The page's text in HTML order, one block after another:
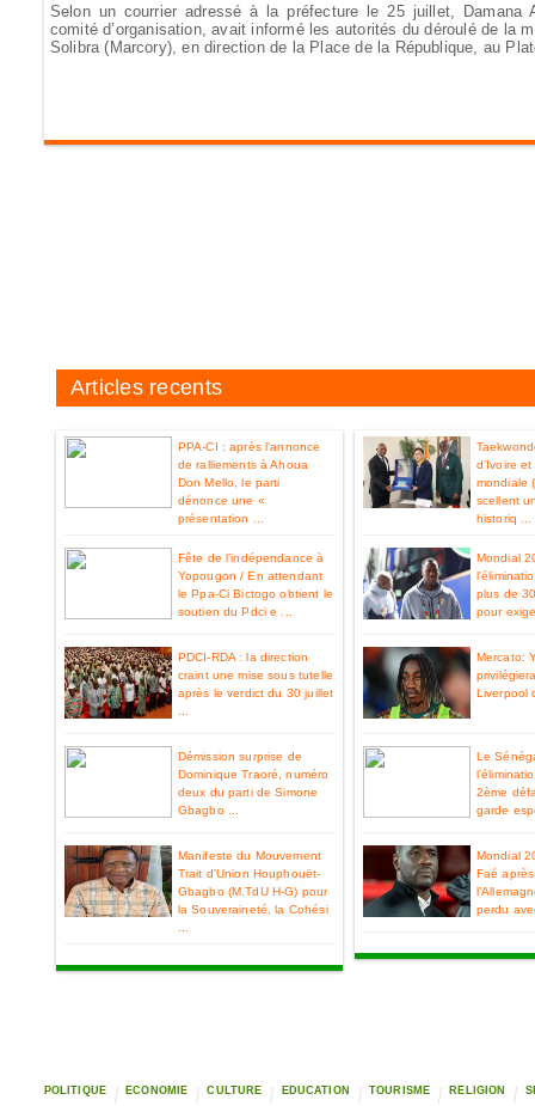
Selon un courrier adressé à la préfecture le 25 juillet, Damana
comité d’organisation, avait informé les autorités du déroulé de la
Solibra (Marcory), en direction de la Place de la République, au
Articles recents
PPA-CI : après l'annonce
de ralliements à Ahoua
Don Mello, le parti
dénonce une «
présentation ...
Fête de l’indépendance à
Yopougon / En attendant
le Ppa-Ci Bictogo obtient le
soutien du Pdci e ...
PDCI-RDA : la direction
craint une mise sous tutelle
après le verdict du 30 juillet
Démission surprise de
Dominique Traoré, numéro
deux du parti de Simone
Gbagbo ...
Manifeste du Mouvement
Trait d'Union Houphouët-
Gbagbo (M.TdU H-G) pour
la Souveraineté, la Cohési
d’Ivoire
mondiale
scellent
historiq ...
Mondial
plus de
pour
Mercato:
Liverpool
Le
2ème
garde
Mondial
Faé
perdu
POLITIQUE ECONOMIE CULTURE EDUCATION TOURISME RELIGION